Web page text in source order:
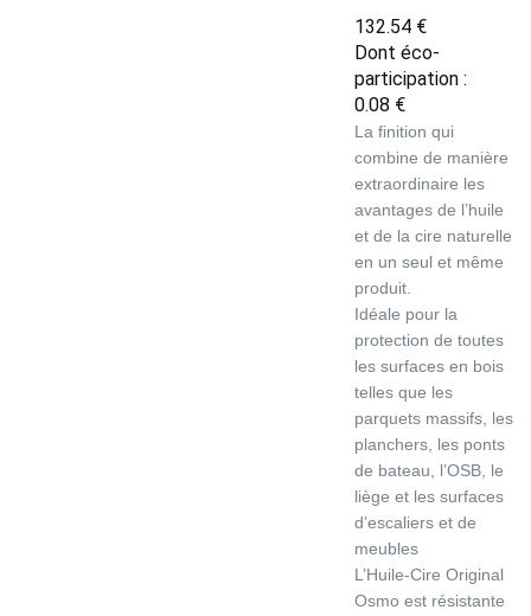
132.54 €
Dont éco-
participation :
0.08 €
La finition qui
combine de manière
extraordinaire les
avantages de l’huile
et de la cire naturelle
en un seul et même
produit.
Idéale pour la
protection de toutes
les surfaces en bois
telles que les
parquets massifs, les
planchers, les ponts
de bateau, l’OSB, le
liège et les surfaces
d’escaliers et de
meubles
L’Huile-Cire Original
Osmo est résistante